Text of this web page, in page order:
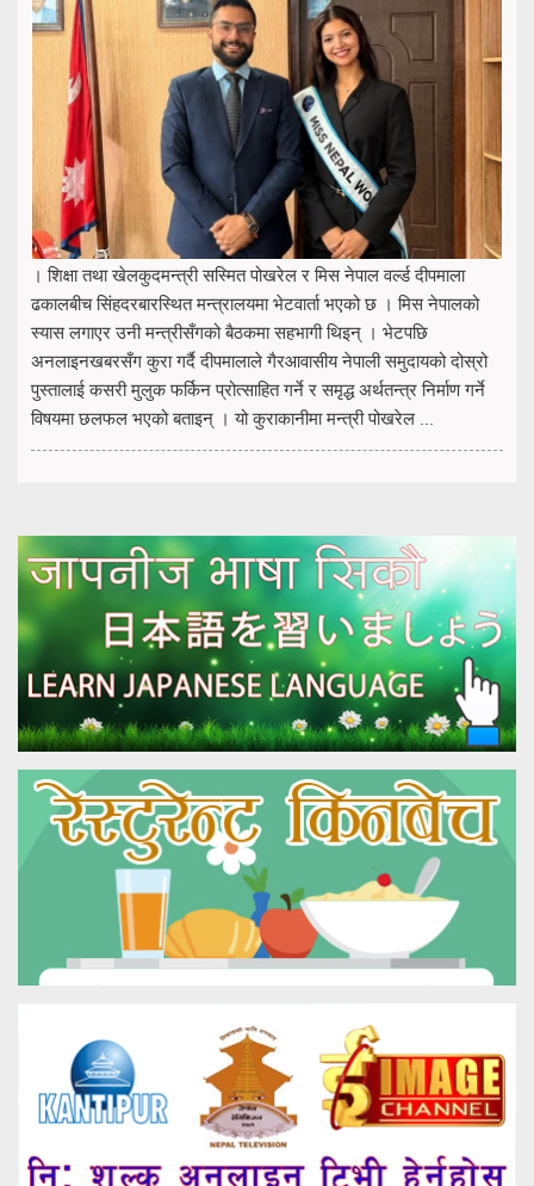
। शिक्षा तथा खेलकुदमन्त्री सस्मित पोखरेल र मिस नेपाल वर्ल्ड दीपमाला
ढकालबीच सिंहदरबारस्थित मन्त्रालयमा भेटवार्ता भएको छ । मिस नेपालको
स्यास लगाएर उनी मन्त्रीसँगको बैठकमा सहभागी थिइन् । भेटपछि
अनलाइनखबरसँग कुरा गर्दै दीपमालाले गैरआवासीय नेपाली समुदायको दोस्रो
पुस्तालाई कसरी मुलुक फर्किन प्रोत्साहित गर्ने र समृद्ध अर्थतन्त्र निर्माण गर्ने
विषयमा छलफल भएको बताइन् । यो कुराकानीमा मन्त्री पोखरेल ...